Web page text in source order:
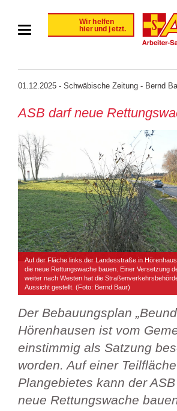
01.12.2025 - Schwäbische Zeitung - Bernd
ASB darf neue
Auf der Fläche links der Landesstraße in
die neue Rettungswache bauen. Einer Versetzung
weiter nach Westen hat die
Aussicht gestellt. (Foto: Bernd Baur)
Der Bebauungsplan
Hörenhausen ist vom
einstimmig als Satzung
worden. Auf einer
Plangebietes kann der
neue Rettungswache